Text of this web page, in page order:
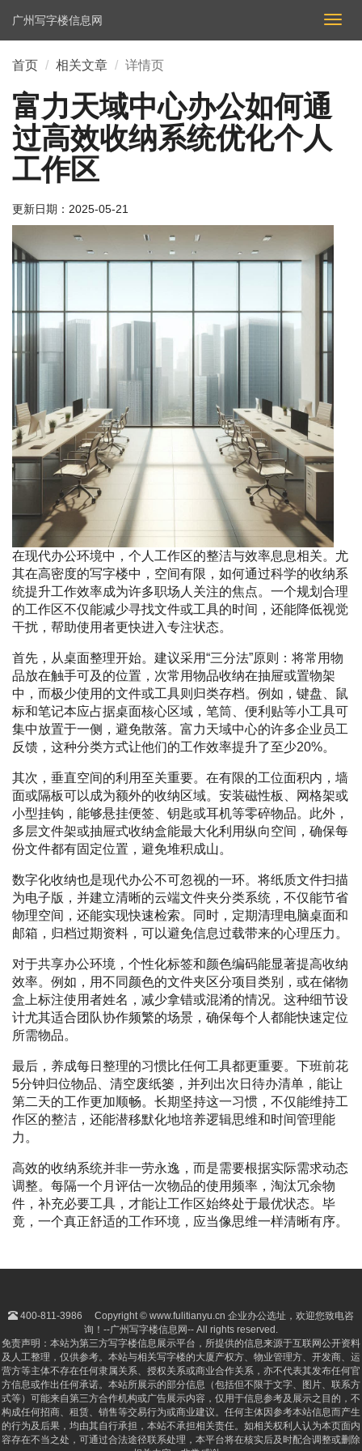
切
换
广州写字楼信息网
首页 相关文章 详情页
富力天域中心办公如何通
过高效收纳系统优化个人
工作区
更新日期： 2025-05-21
在现代办公环境中，个人工作区的整洁与效率息息相关。尤
其在高密度的写字楼中，空间有限，如何通过科学的收纳系
统提升工作效率成为许多职场人关注的焦点。一个规划合理
的工作区不仅能减少寻找文件或工具的时间，还能降低视觉
干扰，帮助使用者更快进入专注状态。
首先，从桌面整理开始。建议采用“三分法”原则：将常用物
品放在触手可及的位置，次常用物品收纳在抽屉或置物架
中，而极少使用的文件或工具则归类存档。例如，键盘、鼠
标和笔记本应占据桌面核心区域，笔筒、便利贴等小工具可
集中放置于一侧，避免散落。富力天域中心的许多企业员工
反馈，这种分类方式让他们的工作效率提升了至少20%。
其次，垂直空间的利用至关重要。在有限的工位面积内，墙
面或隔板可以成为额外的收纳区域。安装磁性板、网格架或
小型挂钩，能够悬挂便签、钥匙或耳机等零碎物品。此外，
多层文件架或抽屉式收纳盒能最大化利用纵向空间，确保每
份文件都有固定位置，避免堆积成山。
数字化收纳也是现代办公不可忽视的一环。将纸质文件扫描
为电子版，并建立清晰的云端文件夹分类系统，不仅能节省
物理空间，还能实现快速检索。同时，定期清理电脑桌面和
邮箱，归档过期资料，可以避免信息过载带来的心理压力。
对于共享办公环境，个性化标签和颜色编码能显著提高收纳
效率。例如，用不同颜色的文件夹区分项目类别，或在储物
盒上标注使用者姓名，减少拿错或混淆的情况。这种细节设
计尤其适合团队协作频繁的场景，确保每个人都能快速定位
所需物品。
最后，养成每日整理的习惯比任何工具都更重要。下班前花
5分钟归位物品、清空废纸篓，并列出次日待办清单，能让
第二天的工作更加顺畅。长期坚持这一习惯，不仅能维持工
作区的整洁，还能潜移默化地培养逻辑思维和时间管理能
力。
高效的收纳系统并非一劳永逸，而是需要根据实际需求动态
调整。每隔一个月评估一次物品的使用频率，淘汰冗余物
件，补充必要工具，才能让工作区始终处于最优状态。毕
竟，一个真正舒适的工作环境，应当像思维一样清晰有序。
400-811-3986
Copyright © www.fulitianyu.cn 企业办公选址，欢迎您致电咨
询！--广州写字楼信息网-- All rights reserved.
免责声明：本站为第三方写字楼信息展示平台，所提供的信息来源于互联网公开资料
及人工整理，仅供参考。本站与相关写字楼的大厦产权方、物业管理方、开发商、运
营方等主体不存在任何隶属关系、授权关系或商业合作关系，亦不代表其发布任何官
方信息或作出任何承诺。本站所展示的部分信息（包括但不限于文字、图片、联系方
式等）可能来自第三方合作机构或广告展示内容，仅用于信息参考及展示之目的，不
构成任何招商、租赁、销售等交易行为或商业建议。任何主体因参考本站信息而产生
的行为及后果，均由其自行承担，本站不承担相关责任。如相关权利人认为本页面内
容存在不当之处，可通过合法途径联系处理，本平台将在核实后及时配合调整或删除